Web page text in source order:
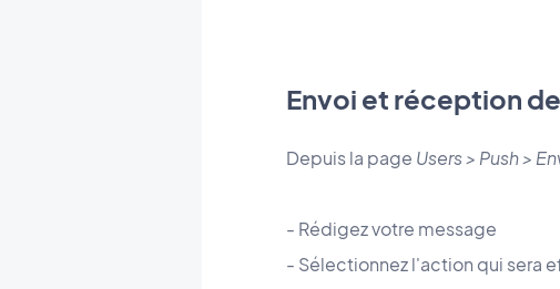
Envoi et réception
Depuis la page Users > Push >
- Rédigez votre message
- Sélectionnez l'action qui sera